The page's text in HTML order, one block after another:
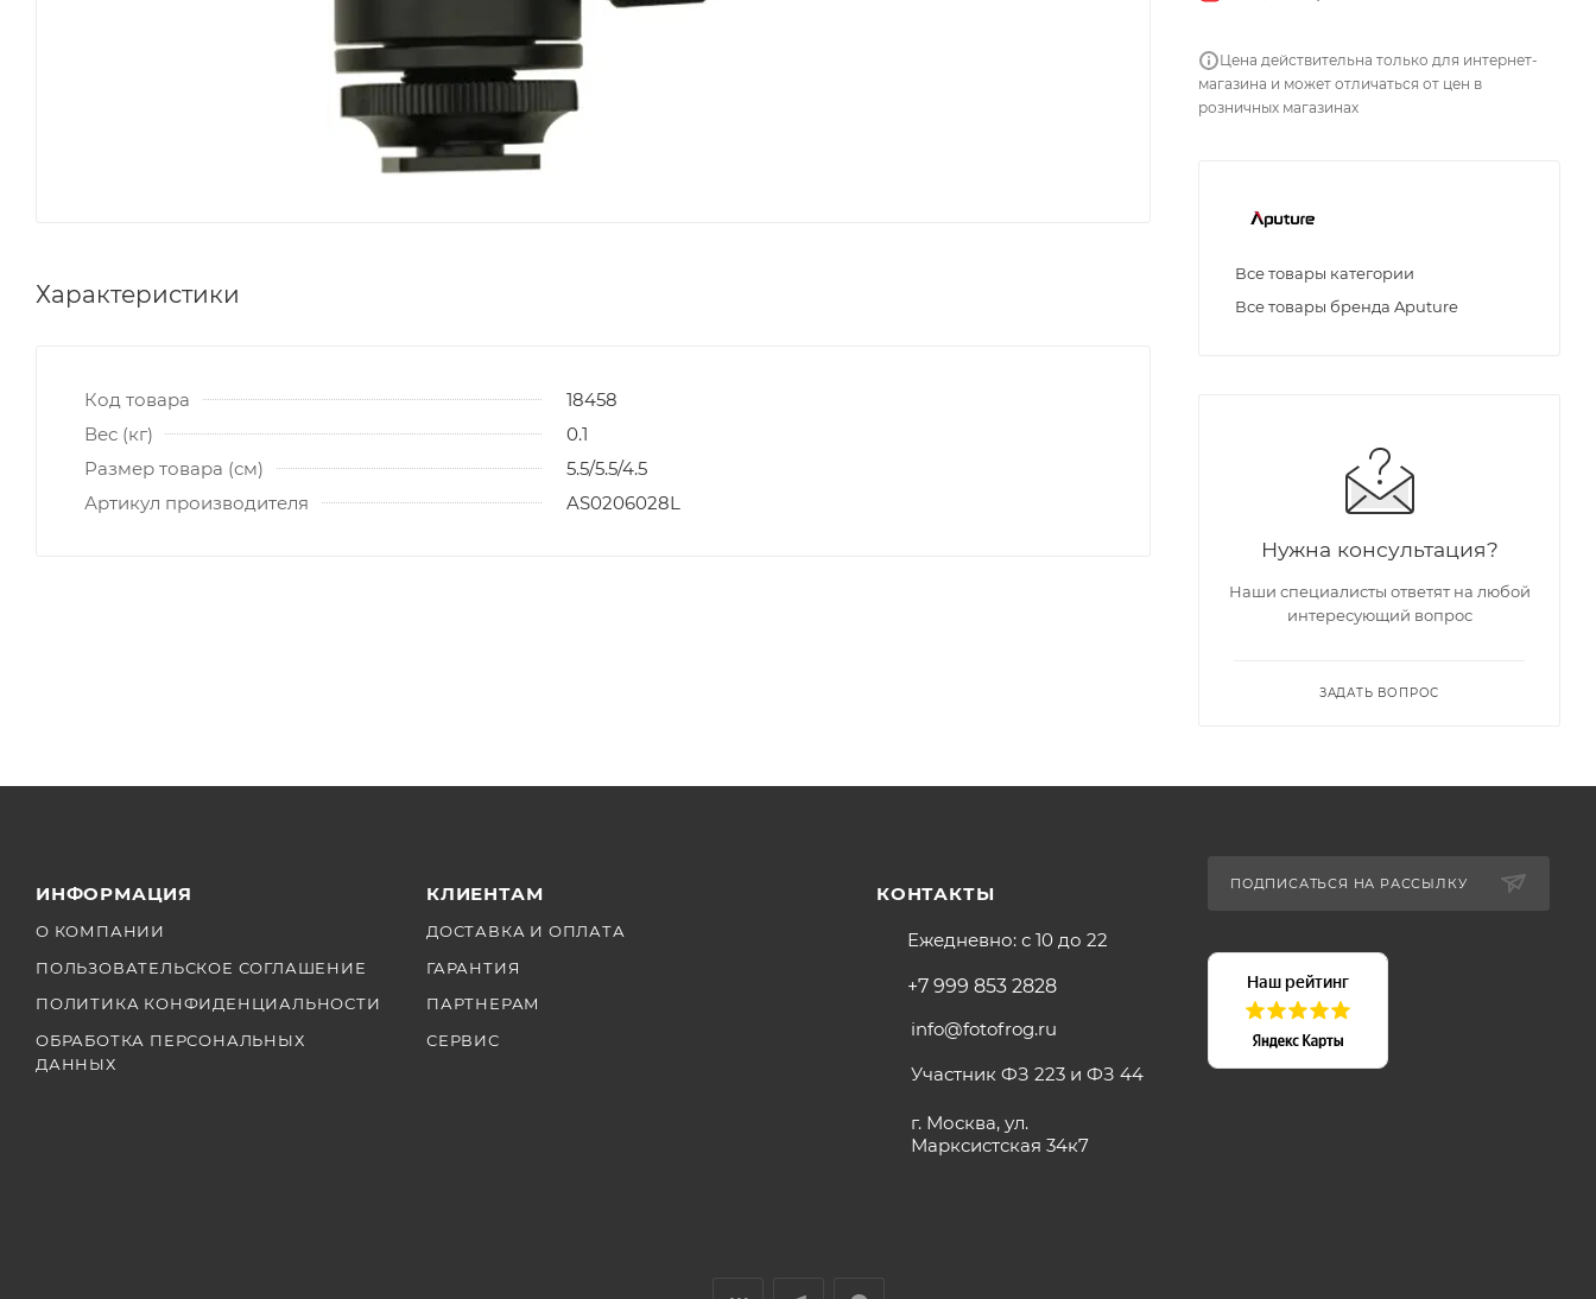
Характеристики
Код товара
18458
Вес (кг)
0.1
Размер товара (см)
5.5/5.5/4.5
Артикул производителя
AS0206028L
Цена действительна только для интернет-
магазина и может отличаться от цен в
розничных магазинах
Все товары категории
Все товары бренда Aputure
Нужна консультация?
Наши специалисты ответят на любой
интересующий вопрос
ЗАДАТЬ ВОПРОС
ИНФОРМАЦИЯ
О КОМПАНИИ
ПОЛЬЗОВАТЕЛЬСКОЕ СОГЛАШЕНИЕ
ПОЛИТИКА КОНФИДЕНЦИАЛЬНОСТИ
ОБРАБОТКА ПЕРСОНАЛЬНЫХ
ДАННЫХ
КЛИЕНТАМ
ДОСТАВКА И ОПЛАТА
ГАРАНТИЯ
ПАРТНЕРАМ
СЕРВИС
КОНТАКТЫ
Ежедневно: с 10 до 22
+7 999 853 2828
info@fotofrog.ru
Участник ФЗ 223 и ФЗ 44
г. Москва, ул.
Марксистская 34к7
ПОДПИСАТЬСЯ НА РАССЫЛКУ